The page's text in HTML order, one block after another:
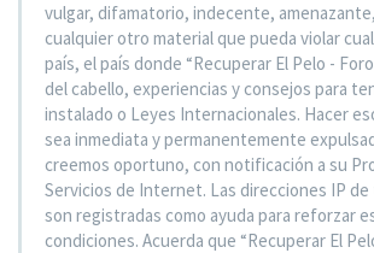
vulgar, difamatorio, indecente,
cualquier otro material que pueda violar
país, el país donde “Recuperar El Pelo -
del cabello, experiencias y consejos para
instalado o Leyes Internacionales. Hacer
sea inmediata y permanentemente
creemos oportuno, con notificación a su
Servicios de Internet. Las direcciones IP
son registradas como ayuda para reforzar
condiciones. Acuerda que “Recuperar El